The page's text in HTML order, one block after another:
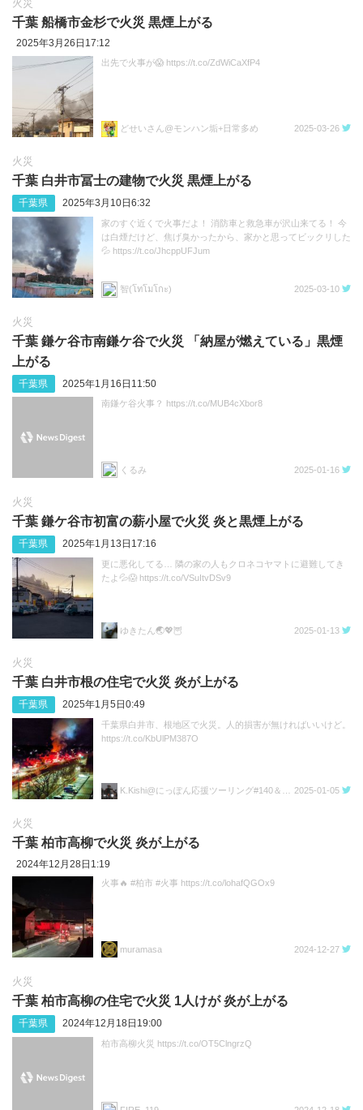
火災
千葉 船橋市金杉で火災 黒煙上がる
2025年3月26日17:12
出先で火事が😱 https://t.co/ZdWiCaXfP4
どせいさん@モンハン垢+日常多め 2025-03-26
火災
千葉 白井市冨士の建物で火災 黒煙上がる
千葉県 2025年3月10日6:32
家のすぐ近くで火事だよ！ 消防車と救急車が沢山来てる！ 今
は白煙だけど、焦げ臭かったから、家かと思ってビックリした
💦 https://t.co/JhcppUFJum
智(โทโมโกะ) 2025-03-10
火災
千葉 鎌ケ谷市南鎌ケ谷で火災 「納屋が燃えている」黒煙
上がる
千葉県 2025年1月16日11:50
南鎌ケ谷火事？ https://t.co/MUB4cXbor8
くるみ 2025-01-16
火災
千葉 鎌ケ谷市初富の薪小屋で火災 炎と黒煙上がる
千葉県 2025年1月13日17:16
更に悪化してる… 隣の家の人もクロネコヤマトに避難してき
たよ💦😱 https://t.co/VSuItvDSv9
ゆきたん🌏💖🦉 2025-01-13
火災
千葉 白井市根の住宅で火災 炎が上がる
千葉県 2025年1月5日0:49
千葉県白井市、根地区で火災。人的損害が無ければいいけど。
https://t.co/KbUlPM387O
K.Kishi@にっぽん応援ツーリング#140＆SSTR2024#269なQSA 2025-01-05
火災
千葉 柏市高柳で火災 炎が上がる
2024年12月28日1:19
火事🔥 #柏市 #火事 https://t.co/lohafQGOx9
muramasa 2024-12-27
火災
千葉 柏市高柳の住宅で火災 1人けが 炎が上がる
千葉県 2024年12月18日19:00
柏市高柳火災 https://t.co/OT5ClngrzQ